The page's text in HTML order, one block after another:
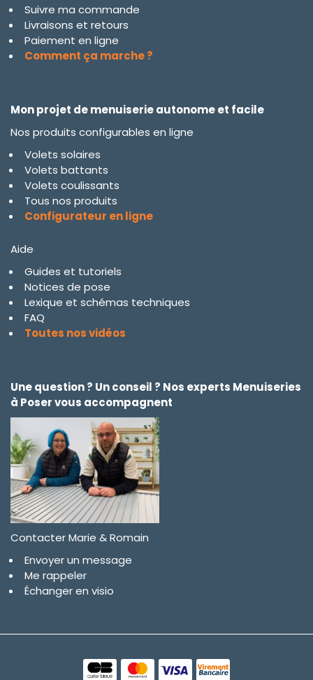
Suivre ma commande
Livraisons et retours
Paiement en ligne
Comment ça marche ?
Mon projet de menuiserie autonome et facile
Nos produits configurables en ligne
Volets solaires
Volets battants
Volets coulissants
Tous nos produits
Configurateur en ligne
Aide
Guides et tutoriels
Notices de pose
Lexique et schémas techniques
FAQ
Toutes nos vidéos
Une question ? Un conseil ? Nos experts Menuiseries
à Poser vous accompagnent
Contacter Marie & Romain
Envoyer un message
Me rappeler
Échanger en visio